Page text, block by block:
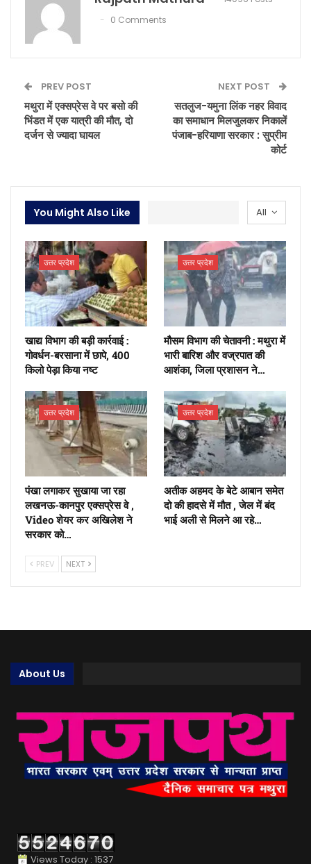
0 Comments
PREV POST
मथुरा में एक्सप्रेस वे पर बसो की
भिंडत में एक यात्री की मौत, दो
दर्जन से ज्यादा घायल
NEXT POST
सतलुज-यमुना लिंक नहर विवाद
का समाधान मिलजुलकर निकालें
पंजाब-हरियाणा सरकार : सुप्रीम
कोर्ट
All
You Might Also Like
उत्तर प्रदेश
खाद्य विभाग की बड़ी कार्रवाई :
गोवर्धन-बरसाना में छापे, 400
किलो पेड़ा किया नष्ट
उत्तर प्रदेश
मौसम विभाग की चेतावनी : मथुरा में
भारी बारिश और वज्रपात की
आशंका, जिला प्रशासन ने…
उत्तर प्रदेश
पंखा लगाकर सुखाया जा रहा
लखनऊ-कानपुर एक्सप्रेस वे ,
Video शेयर कर अखिलेश ने
सरकार को…
उत्तर प्रदेश
अतीक अहमद के बेटे आबान समेत
दो की हादसे में मौत , जेल में बंद
भाई अली से मिलने आ रहे…
PREV NEXT
About Us
Views Today : 1537